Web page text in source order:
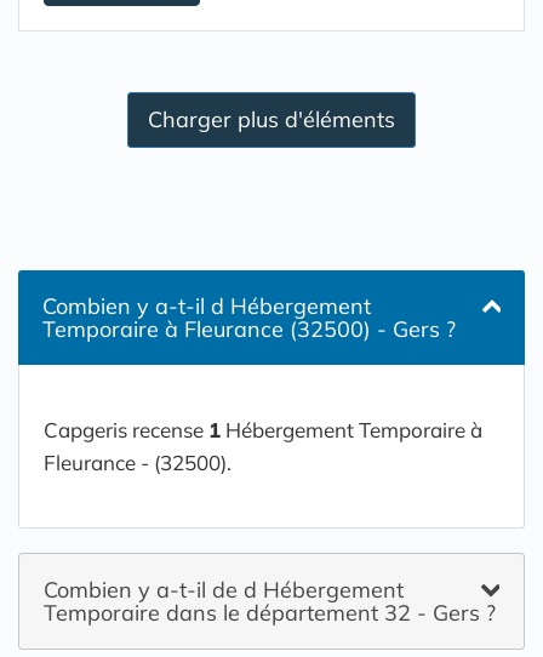
Charger plus d'éléments
Combien y a-t-il d Hébergement
Temporaire à Fleurance (32500) - Gers ?
Capgeris recense 1 Hébergement Temporaire à
Fleurance - (32500).
Combien y a-t-il de d Hébergement
Temporaire dans le département 32 - Gers ?